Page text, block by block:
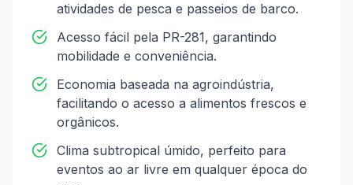
atividades de pesca e passeios de barco.
Acesso fácil pela PR-281, garantindo
mobilidade e conveniência.
Economia baseada na agroindústria,
facilitando o acesso a alimentos frescos e
orgânicos.
Clima subtropical úmido, perfeito para
eventos ao ar livre em qualquer época do